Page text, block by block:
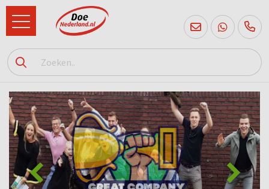
085
760
2556